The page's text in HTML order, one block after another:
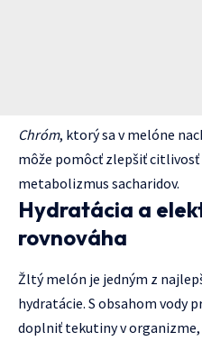
Chróm, ktorý sa v melóne
môže pomôcť zlepšiť
metabolizmus sacharidov.
Hydratácia a
rovnováha
Žltý melón je jedným z
hydratácie. S obsahom vody
doplniť tekutiny v